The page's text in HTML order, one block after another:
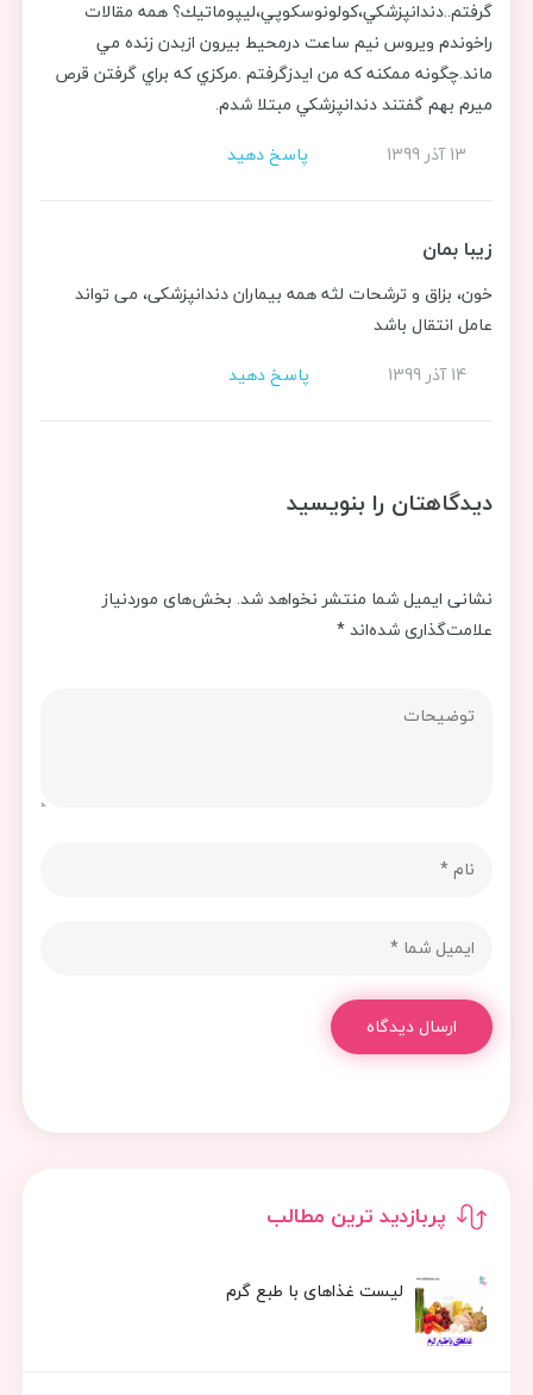
پربازدید ترین مطالب
لیست غذاهای با طبع گرم
گرفتم..دندانپزشكي،كولونوسكوپي،ليپوماتيك؟ همه مقالات
راخوندم ويروس نيم ساعت درمحيط بيرون ازبدن زنده مي
ماند.چگونه ممكنه كه من ايدزگرفتم .مركزي كه براي گرفتن قرص
ميرم بهم گفتند دندانپزشكي مبتلا شدم.
13 آذر 1399
پاسخ دهید
زیبا بمان
خون، بزاق و ترشحات لثه همه بیماران دندانپزشکی، می تواند
عامل انتقال باشد
14 آذر 1399
پاسخ دهید
دیدگاهتان را بنویسید
نشانی ایمیل شما منتشر نخواهد شد. بخش‌های موردنیاز
علامت‌گذاری شده‌اند*
ارسال دیدگاه